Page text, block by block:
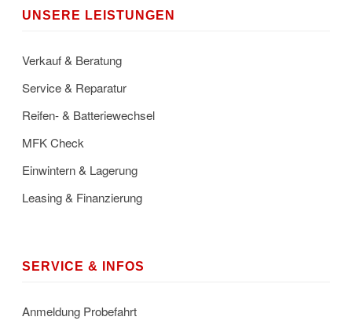
UNSERE LEISTUNGEN
Verkauf & Beratung
Service & Reparatur
Reifen- & Batteriewechsel
MFK Check
Einwintern & Lagerung
Leasing & Finanzierung
SERVICE & INFOS
Anmeldung Probefahrt